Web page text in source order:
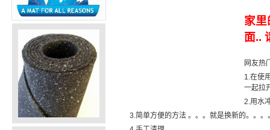
家里
面..
网友热
1.在使
一起拉
2.用水
3.简单方便的方法 。。。就是换新的。。。